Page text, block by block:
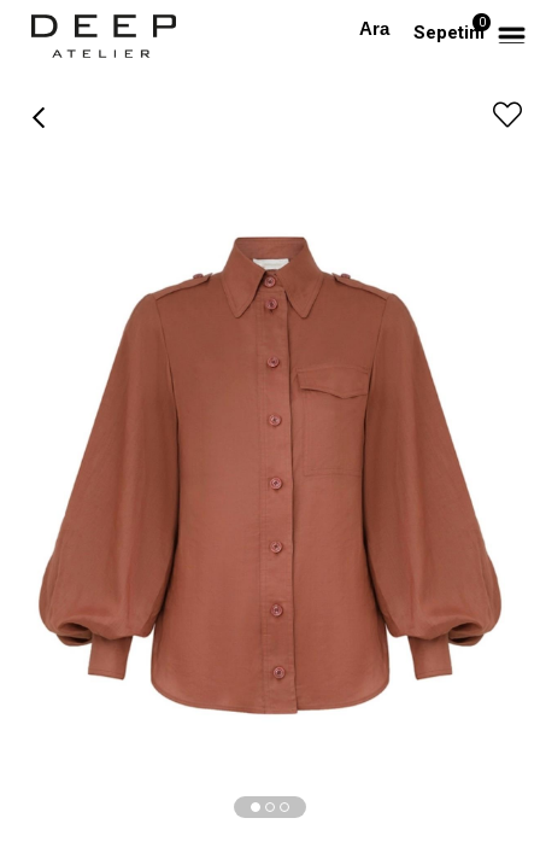
Sepetim0
Anasayfa PREMIUM Kiremit Keten Premium Gömlek